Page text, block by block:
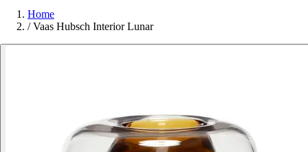
Home
/ Vaas Hubsch Interior Lunar